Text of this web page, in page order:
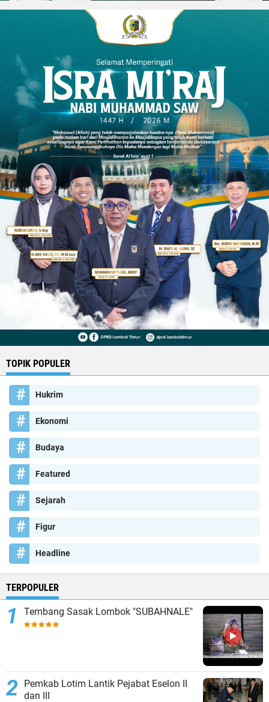
TOPIK POPULER
Hukrim
Ekonomi
Budaya
Featured
Sejarah
Figur
Headline
TERPOPULER
Tembang Sasak Lombok "SUBAHNALE"
Pemkab Lotim Lantik Pejabat Eselon II
dan III